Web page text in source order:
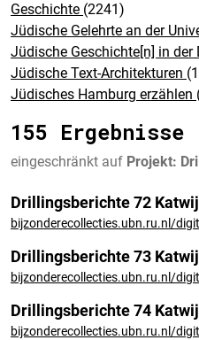
Geschichte (2241)
Jüdische Gelehrte an der
Jüdische Geschichte[n] in der
Jüdische Text-Architekturen
Jüdisches Hamburg erzählen
155 Ergebnisse
eingeschränkt auf Projekt:
Drillingsberichte 72
bijzonderecollecties.ubn.ru.nl/
Drillingsberichte 73
bijzonderecollecties.ubn.ru.nl/
Drillingsberichte 74
bijzonderecollecties.ubn.ru.nl/